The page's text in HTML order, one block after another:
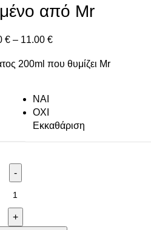
από Mr
€ – 11.00 €
200ml που θυμίζει Mr
NAI
ΟΧΙ
Εκκαθάριση